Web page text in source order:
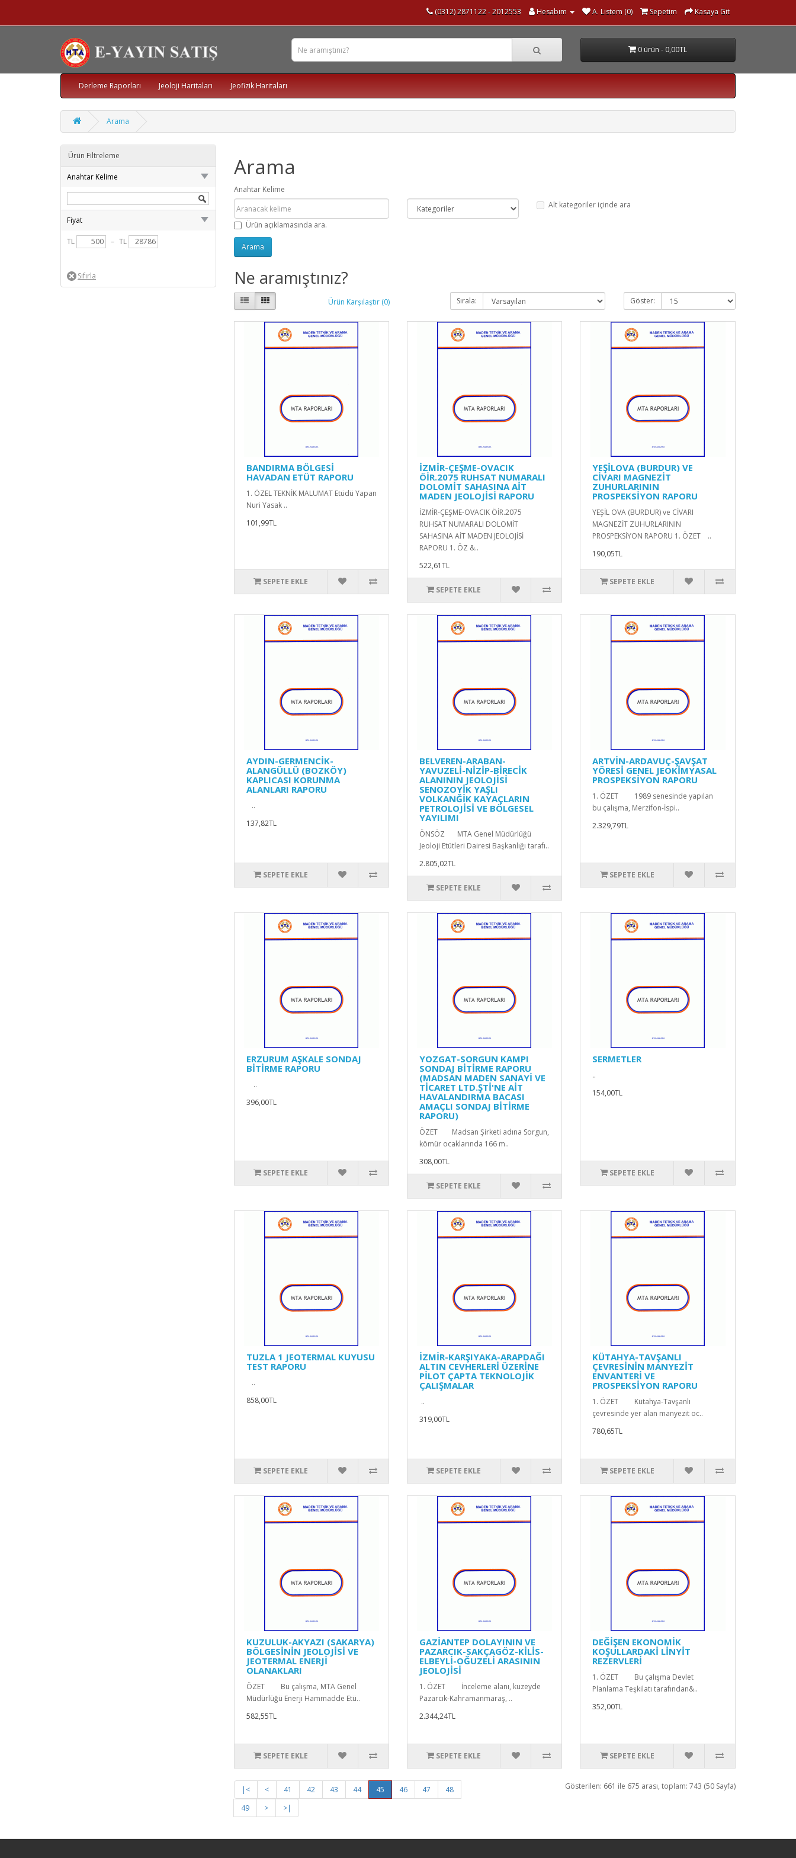
(0312) 2871122 - 2012553 Hesabım A. Listem (0) Sepetim Kasaya Git
0 ürün - 0,00TL
Derleme Raporları Jeoloji Haritaları Jeofizik Haritaları
Arama
Ürün Filtreleme
Anahtar Kelime
Fiyat
TL – TL
Arama
Anahtar Kelime
Alt kategoriler içinde ara
Ürün açıklamasında ara.
Ne aramıştınız?
Ürün Karşılaştır (0) Sırala: Göster:
BANDIRMA BÖLGESİ
HAVADAN ETÜT RAPORU
1. ÖZEL TEKNİK MALUMAT Etüdü Yapan
Nuri Yasak ..
101,99TL
SEPETE EKLE
İZMİR-ÇEŞME-OVACIK
ÖİR.2075 RUHSAT NUMARALI
DOLOMİT SAHASINA AİT
MADEN JEOLOJİSİ RAPORU
İZMİR-ÇEŞME-OVACIK ÖİR.2075
RUHSAT NUMARALI DOLOMİT
SAHASINA AİT MADEN JEOLOJİSİ
RAPORU 1. ÖZ &..
522,61TL
SEPETE EKLE
YEŞİLOVA (BURDUR) VE
CİVARI MAGNEZİT
ZUHURLARININ
PROSPEKSİYON RAPORU
YEŞİL OVA (BURDUR) ve CİVARI
MAGNEZİT ZUHURLARININ
PROSPEKSİYON RAPORU 1. ÖZET ..
190,05TL
SEPETE EKLE
AYDIN-GERMENCİK-
ALANGÜLLÜ (BOZKÖY)
KAPLICASI KORUNMA
ALANLARI RAPORU
..
137,82TL
SEPETE EKLE
BELVEREN-ARABAN-
YAVUZELİ-NİZİP-BİRECİK
ALANININ JEOLOJİSİ
SENOZOYİK YAŞLI
VOLKANĞİK KAYAÇLARIN
PETROLOJİSİ VE BÖLGESEL
YAYILIMI
ÖNSÖZ MTA Genel Müdürlüğü
Jeoloji Etütleri Dairesi Başkanlığı tarafı..
2.805,02TL
SEPETE EKLE
ARTVİN-ARDAVUÇ-ŞAVŞAT
YÖRESİ GENEL JEOKİMYASAL
PROSPEKSİYON RAPORU
1. ÖZET 1989 senesinde yapılan
bu çalışma, Merzifon-İspi..
2.329,79TL
SEPETE EKLE
ERZURUM AŞKALE SONDAJ
BİTİRME RAPORU
..
396,00TL
SEPETE EKLE
YOZGAT-SORGUN KAMPI
SONDAJ BİTİRME RAPORU
(MADSAN MADEN SANAYİ VE
TİCARET LTD.ŞTİ'NE AİT
HAVALANDIRMA BACASI
AMAÇLI SONDAJ BİTİRME
RAPORU)
ÖZET Madsan Şirketi adına Sorgun,
kömür ocaklarında 166 m..
308,00TL
SEPETE EKLE
SERMETLER
..
154,00TL
SEPETE EKLE
TUZLA 1 JEOTERMAL KUYUSU
TEST RAPORU
..
858,00TL
SEPETE EKLE
İZMİR-KARŞIYAKA-ARAPDAĞI
ALTIN CEVHERLERİ ÜZERİNE
PİLOT ÇAPTA TEKNOLOJİK
ÇALIŞMALAR
..
319,00TL
SEPETE EKLE
KÜTAHYA-TAVŞANLI
ÇEVRESİNİN MANYEZİT
ENVANTERİ VE
PROSPEKSİYON RAPORU
1. ÖZET Kütahya-Tavşanlı
çevresinde yer alan manyezit oc..
780,65TL
SEPETE EKLE
KUZULUK-AKYAZI (SAKARYA)
BÖLGESİNİN JEOLOJİSİ VE
JEOTERMAL ENERJİ
OLANAKLARI
ÖZET Bu çalışma, MTA Genel
Müdürlüğü Enerji Hammadde Etü..
582,55TL
SEPETE EKLE
GAZİANTEP DOLAYININ VE
PAZARCIK-SAKÇAGÖZ-KİLİS-
ELBEYLİ-OĞUZELİ ARASININ
JEOLOJİSİ
1. ÖZET İnceleme alanı, kuzeyde
Pazarcık-Kahramanmaraş, ..
2.344,24TL
SEPETE EKLE
DEĞİŞEN EKONOMİK
KOŞULLARDAKİ LİNYİT
REZERVLERİ
1. ÖZET Bu çalışma Devlet
Planlama Teşkilatı tarafından&..
352,00TL
SEPETE EKLE
|< < 41 42 43 44 45 46 47
48
49
> >|
Gösterilen: 661 ile 675 arası, toplam: 743 (50 Sayfa)